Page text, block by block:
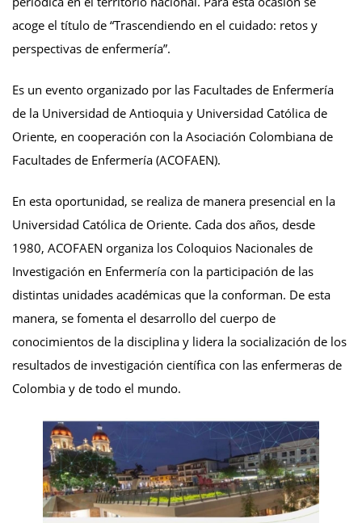
acoge el título de “Trascendiendo en el cuidado: retos y
perspectivas de enfermería”.
Es un evento organizado por las Facultades de Enfermería
de la Universidad de Antioquia y Universidad Católica de
Oriente, en cooperación con la Asociación Colombiana de
Facultades de Enfermería (ACOFAEN).
En esta oportunidad, se realiza de manera presencial en la
Universidad Católica de Oriente. Cada dos años, desde
1980, ACOFAEN organiza los Coloquios Nacionales de
Investigación en Enfermería con la participación de las
distintas unidades académicas que la conforman. De esta
manera, se fomenta el desarrollo del cuerpo de
conocimientos de la disciplina y lidera la socialización de los
resultados de investigación científica con las enfermeras de
Colombia y de todo el mundo.